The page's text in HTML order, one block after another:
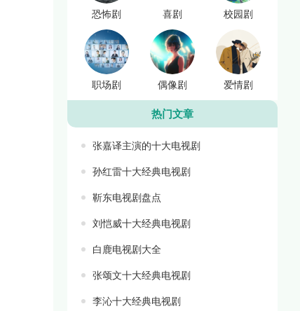
恐怖剧 喜剧 校园剧
职场剧 偶像剧 爱情剧
热门文章
张嘉译主演的十大电视剧
孙红雷十大经典电视剧
靳东电视剧盘点
刘恺威十大经典电视剧
白鹿电视剧大全
张颂文十大经典电视剧
李沁十大经典电视剧